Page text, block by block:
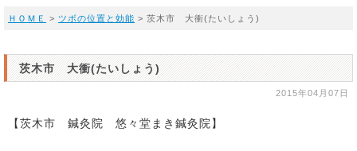
ＨＯＭＥ > ツボの位置と効能 > 茨木市 大衝(たいしょう)
茨木市 大衝(たいしょう)
2015年04月07日
【茨木市 鍼灸院 悠々堂まき鍼灸院】